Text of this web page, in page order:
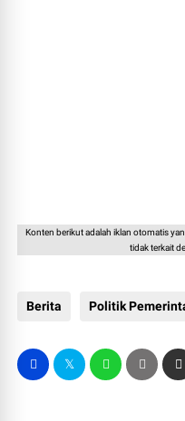
Konten berikut adalah iklan otomatis
tidak terkait
Berita Politik